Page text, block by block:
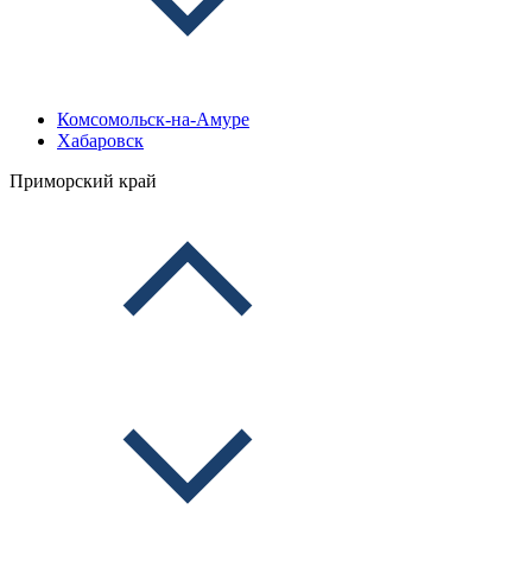
Комсомольск-на-Амуре
Хабаровск
Приморский край